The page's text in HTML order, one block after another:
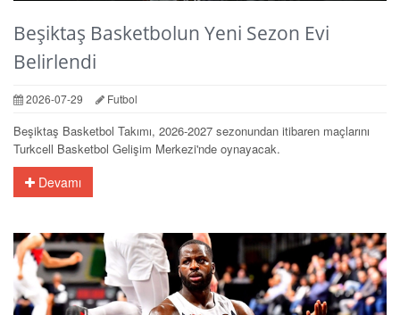
Beşiktaş Basketbolun Yeni Sezon Evi
Belirlendi
2026-07-29 Futbol
Beşiktaş Basketbol Takımı, 2026-2027 sezonundan itibaren maçlarını
Turkcell Basketbol Gelişim Merkezi'nde oynayacak.
Devamı